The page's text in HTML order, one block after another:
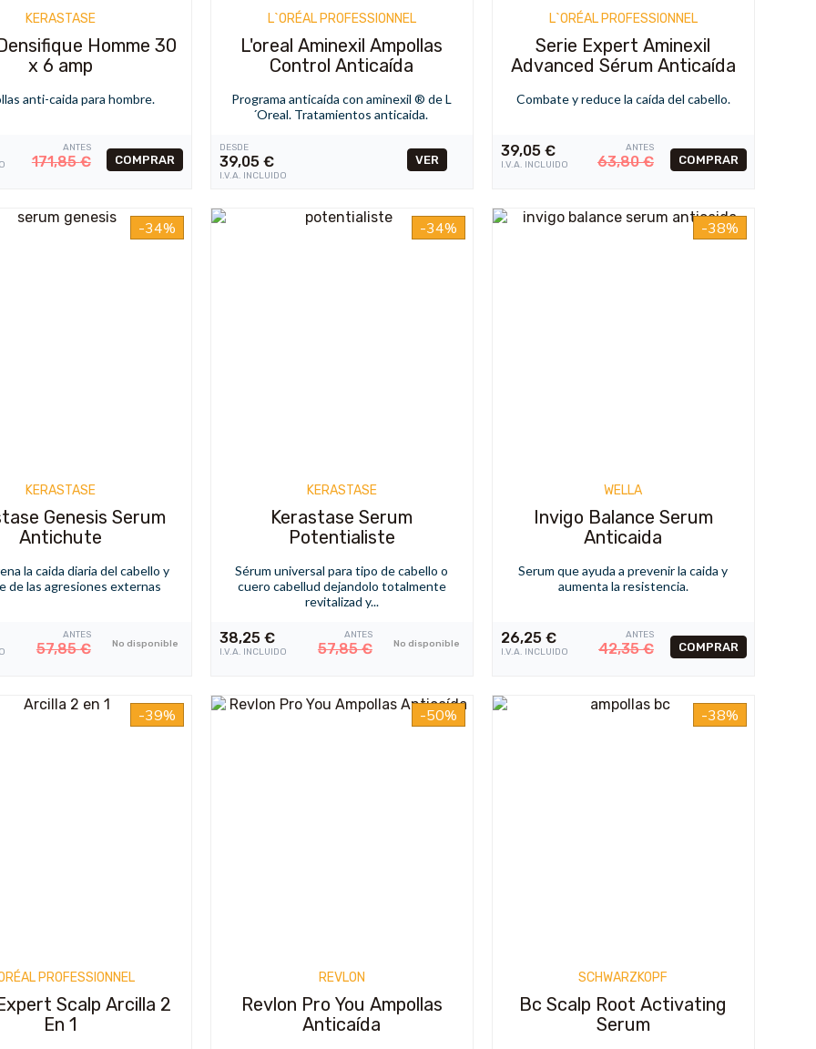
KERASTASE
Homme 30
x 6 amp
anti-caida para hombre.
ANTES
171,85€
L`ORÉAL PROFESSIONNEL
L'oreal Aminexil Ampollas
Control Anticaída
Programa anticaída con aminexil ® de L
´Oreal. Tratamientos anticaida.
DESDE
39,05 €
I.V.A. INCLUIDO
VER
L`ORÉAL PROFESSIONNEL
Serie Expert Aminexil
Advanced Sérum Anticaída
Combate y reduce la caída del cabello.
39,05€
I.V.A. INCLUIDO
ANTES
63,80€
-34%
KERASTASE
Genesis Serum
Antichute
la caida diaria del cabello y
de las agresiones externas
ANTES
57,85€ No disponible
-34%
KERASTASE
Kerastase Serum
Potentialiste
Sérum universal para tipo de cabello o
cuero cabellud dejandolo totalmente
revitalizad y...
38,25 €
I.V.A. INCLUIDO
ANTES
57,85€ No disponible
-38%
WELLA
Invigo Balance Serum
Anticaida
Serum que ayuda a prevenir la caida y
aumenta la resistencia.
26,25€
I.V.A. INCLUIDO
ANTES
42,35€
-39%
PROFESSIONNEL
Scalp Arcilla 2
En 1
-50%
REVLON
Revlon Pro You Ampollas
Anticaída
-38%
SCHWARZKOPF
Bc Scalp Root Activating
Serum